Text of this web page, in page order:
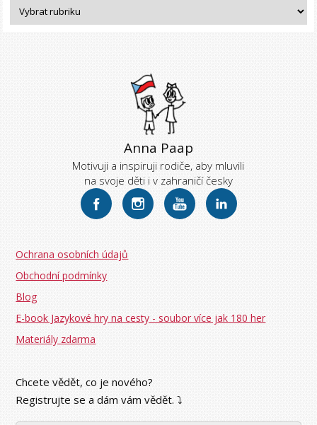
Anna Paap
Motivuji a inspiruji rodiče, aby mluvili
na svoje děti i v zahraničí česky
Ochrana osobních údajů
Obchodní podmínky
Blog
E-book Jazykové hry na cesty - soubor více jak 180 her
Materiály zdarma
Chcete vědět, co je nového?
Registrujte se a dám vám vědět. ⤵︎